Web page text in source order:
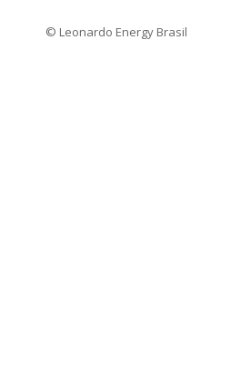
© Leonardo Energy Brasil